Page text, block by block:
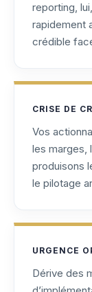
reporting,
rapidement
crédible
CRISE DE
Vos
les marges,
produisons
le pilotage
URGENCE
Dérive des